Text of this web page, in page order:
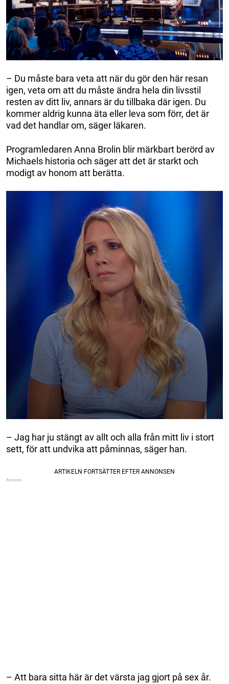
– Du måste bara veta att när du gör den här resan
igen, veta om att du måste ändra hela din livsstil
resten av ditt liv, annars är du tillbaka där igen. Du
kommer aldrig kunna äta eller leva som förr, det är
vad det handlar om, säger läkaren.
Programledaren Anna Brolin blir märkbart berörd av
Michaels historia och säger att det är starkt och
modigt av honom att berätta.
– Jag har ju stängt av allt och alla från mitt liv i stort
sett, för att undvika att påminnas, säger han.
– Att bara sitta här är det värsta jag gjort på sex år.